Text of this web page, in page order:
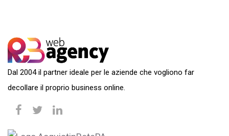
Dal 2004 il partner ideale per le aziende che vogliono far
decollare il proprio business online.